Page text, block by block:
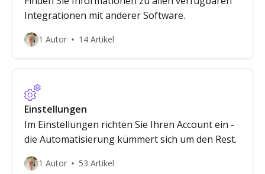
Integrationen mit anderer Software.
1 Autor 14 Artikel
Einstellungen
Im Einstellungen richten Sie Ihren Account ein -
die Automatisierung kümmert sich um den Rest.
1 Autor 53 Artikel